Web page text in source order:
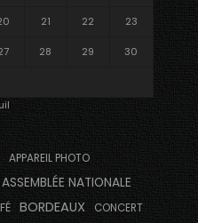
21 22 23
28 29 30
APPAREIL PHOTO
ASSEMBLÉE NATIONALE
BORDEAUX CONCERT